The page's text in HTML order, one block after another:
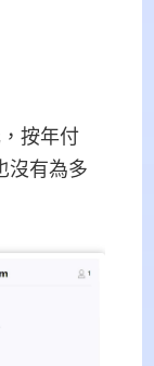
按年付
沒有為多